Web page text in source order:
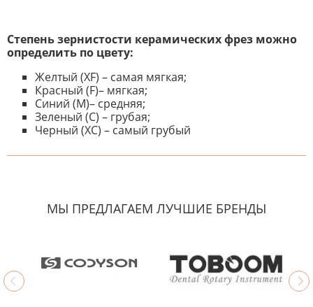
Степень зернистости керамических фрез можно
определить по цвету:
Желтый (XF) – самая мягкая;
Красный (F)– мягкая;
Синий (M)– средняя;
Зеленый (C) – грубая;
Черный (XC) – самый грубый
К настоящему времени нет
МЫ ПРЕДЛАГАЕМ ЛУЧШИЕ БРЕНДЫ